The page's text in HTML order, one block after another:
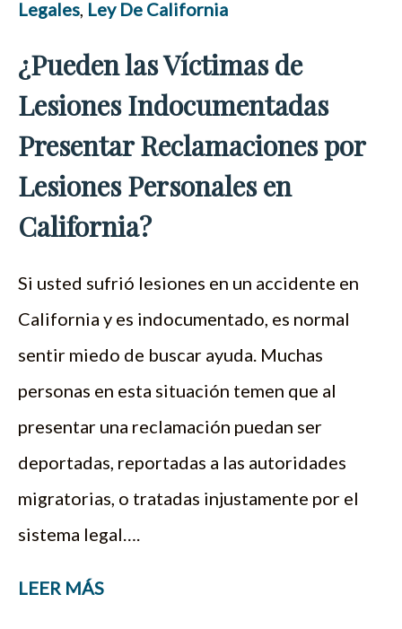
Legales, Ley De California
¿Pueden las Víctimas de
Lesiones Indocumentadas
Presentar Reclamaciones por
Lesiones Personales en
California?
Si usted sufrió lesiones en un accidente en
California y es indocumentado, es normal
sentir miedo de buscar ayuda. Muchas
personas en esta situación temen que al
presentar una reclamación puedan ser
deportadas, reportadas a las autoridades
migratorias, o tratadas injustamente por el
sistema legal….
LEER MÁS